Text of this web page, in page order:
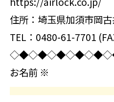
住所：埼玉県加須市岡
TEL：0480-61-7701
お名前 ※